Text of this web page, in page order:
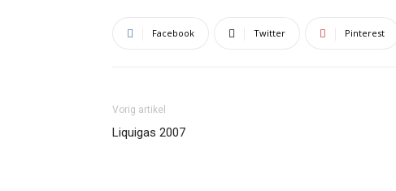
Facebook Twitter Pinterest
Vorig artikel
Liquigas 2007